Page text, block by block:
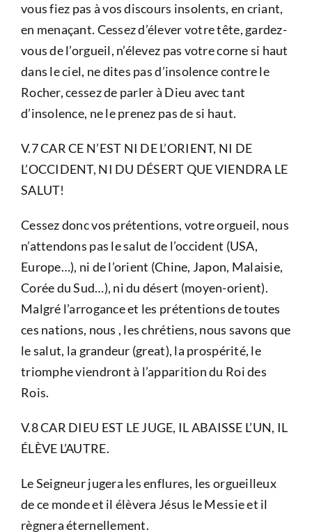
vous fiez pas à vos discours insolents, en criant,
en menaçant. Cessez d’élever votre tête, gardez-
vous de l’orgueil, n’élevez pas votre corne si haut
dans le ciel, ne dites pas d’insolence contre le
Rocher, cessez de parler à Dieu avec tant
d’insolence, ne le prenez pas de si haut.
V.7 CAR CE N’EST NI DE L’ORIENT, NI DE
L’OCCIDENT, NI DU DÉSERT QUE VIENDRA LE
SALUT!
Cessez donc vos prétentions, votre orgueil, nous
n’attendons pas le salut de l’occident (USA,
Europe…), ni de l’orient (Chine, Japon, Malaisie,
Corée du Sud…), ni du désert (moyen-orient).
Malgré l’arrogance et les prétentions de toutes
ces nations, nous , les chrétiens, nous savons que
le salut, la grandeur (great), la prospérité, le
triomphe viendront à l’apparition du Roi des
Rois.
V.8 CAR DIEU EST LE JUGE, IL ABAISSE L’UN, IL
ÉLÈVE L’AUTRE.
Le Seigneur jugera les enflures, les orgueilleux
de ce monde et il élèvera Jésus le Messie et il
règnera éternellement.